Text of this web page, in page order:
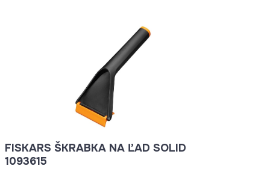
FISKARS ŠKRABKA NA ĽAD SOLID
1093615